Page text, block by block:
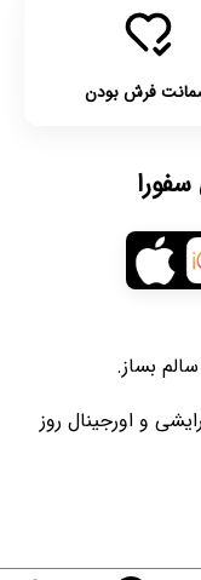
فرش بودن
بساز.
و اورجینال روز